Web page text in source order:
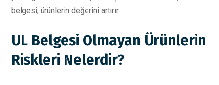
belgesi, ürünlerin değerini artırır.
UL Belgesi Olmayan Ürünlerin
Riskleri Nelerdir?